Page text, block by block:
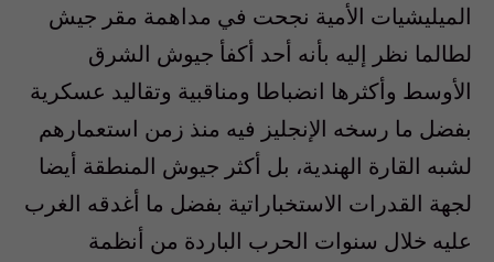
الميليشيات الأمية نجحت في مداهمة مقر جيش
لطالما نظر إليه بأنه أحد أكفأ جيوش الشرق
الأوسط وأكثرها انضباطا ومناقبية وتقاليد عسكرية
بفضل ما رسخه الإنجليز فيه منذ زمن استعمارهم
لشبه القارة الهندية، بل أكثر جيوش المنطقة أيضا
لجهة القدرات الاستخباراتية بفضل ما أغدقه الغرب
عليه خلال سنوات الحرب الباردة من أنظمة